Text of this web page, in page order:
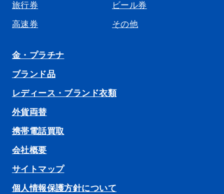
旅行券
ビール券
高速券
その他
金・プラチナ
ブランド品
レディース・ブランド衣類
外貨両替
携帯電話買取
会社概要
サイトマップ
個人情報保護方針について